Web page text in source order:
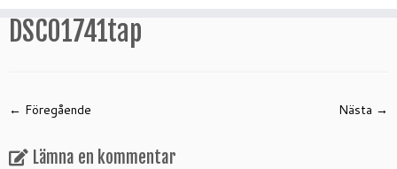
DSC01741tap
← Föregående Nästa →
Lämna en kommentar